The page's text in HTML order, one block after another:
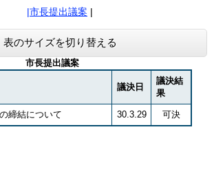
|市長提出議案 |
表のサイズを切り替える
市長提出議案
議決日
議決結
果
締結について 30.3.29 可決